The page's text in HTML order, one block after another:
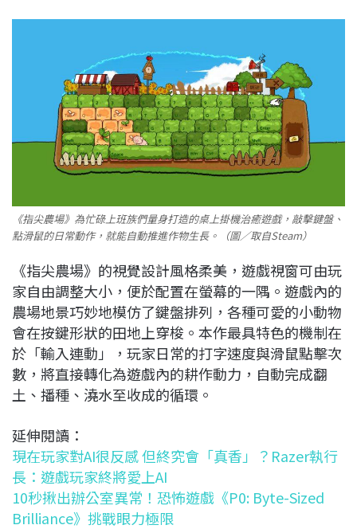
《指尖農場》為忙碌上班族們量身打造的桌上掛機治癒遊戲，敲擊鍵盤、
點滑鼠的日常動作，就能自動推進作物生長。（圖／取自Steam）
《指尖農場》的視覺設計風格柔美，遊戲視窗可由玩
家自由調整大小，便於配置在螢幕的一隅。遊戲內的
農場地景巧妙地模仿了鍵盤排列，各種可愛的小動物
會在按鍵形狀的田地上穿梭。本作最具特色的機制在
於「輸入連動」，玩家日常的打字速度與滑鼠點擊次
數，將直接轉化為遊戲內的耕作動力，自動完成翻
土、播種、澆水至收成的循環。
延伸閱讀：
現在玩家對AI很反感 但終究會「真香」？Razer執行
長：遊戲玩家終將愛上AI
10秒揪出辦公室異常！恐怖遊戲《P0: Byte-Sized
Brilliance》挑戰眼力極限